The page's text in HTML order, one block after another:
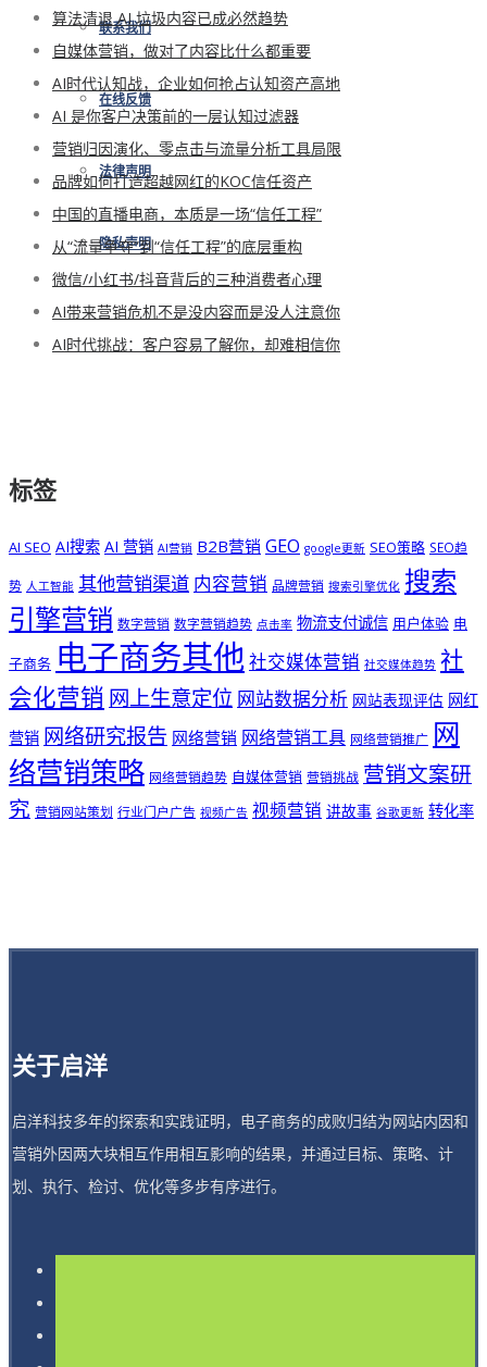
联系我们
在线反馈
法律声明
隐私声明
算法清退 AI 垃圾内容已成必然趋势
自媒体营销，做对了内容比什么都重要
AI时代认知战，企业如何抢占认知资产高地
AI 是你客户决策前的一层认知过滤器
营销归因演化、零点击与流量分析工具局限
品牌如何打造超越网红的KOC信任资产
中国的直播电商，本质是一场“信任工程”
从“流量争夺”到“信任工程”的底层重构
微信/小红书/抖音背后的三种消费者心理
AI带来营销危机不是没内容而是没人注意你
AI时代挑战：客户容易了解你，却难相信你
标签
AI SEO AI搜索 AI 营销 AI营销 B2B营销 GEO google更新 SEO策略 SEO趋
势 人工智能 其他营销渠道 内容营销 品牌营销 搜索引擎优化 搜索
引擎营销 数字营销 数字营销趋势 点击率 物流支付诚信 用户体验 电
子商务 电子商务其他社交媒体营销 社交媒体趋势 社
会化营销 网上生意定位 网站数据分析 网站表现评估 网红
营销 网络研究报告 网络营销 网络营销工具 网络营销推广 网
络营销策略 网络营销趋势 自媒体营销 营销挑战 营销文案研
究 营销网站策划 行业门户广告 视频广告 视频营销 讲故事 谷歌更新 转化率
关于启洋
启洋科技多年的探索和实践证明，电子商务的成败归结为网站内因和
营销外因两大块相互作用相互影响的结果，并通过目标、策略、计
划、执行、检讨、优化等多步有序进行。